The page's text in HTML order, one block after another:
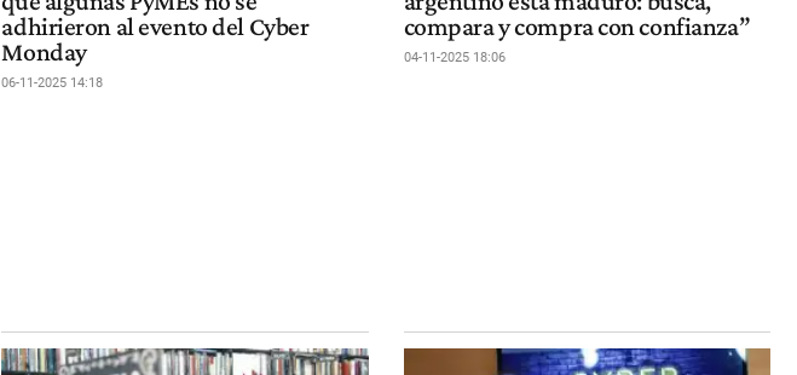
adhirieron al evento del Cyber
Monday
06-11-2025 14:18
compara y compra con confianza”
04-11-2025 18:06